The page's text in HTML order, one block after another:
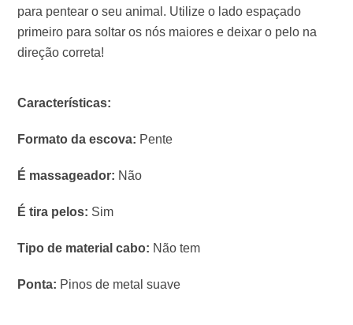
para pentear o seu animal. Utilize o lado espaçado
primeiro para soltar os nós maiores e deixar o pelo na
direção correta!
Características:
Formato da escova: Pente
É massageador: Não
É tira pelos: Sim
Tipo de material cabo: Não tem
Ponta: Pinos de metal suave